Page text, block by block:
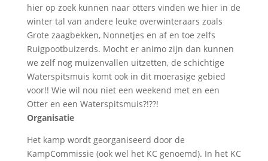
hier op zoek kunnen naar otters vinden we hier in de
winter tal van andere leuke overwinteraars zoals
Grote zaagbekken, Nonnetjes en af en toe zelfs
Ruigpootbuizerds. Mocht er animo zijn dan kunnen
we zelf nog muizenvallen uitzetten, de schichtige
Waterspitsmuis komt ook in dit moerasige gebied
voor!! Wie wil nou niet een weekend met en een
Otter en een Waterspitsmuis?!??!
Organisatie
Het kamp wordt georganiseerd door de
KampCommissie (ook wel het KC genoemd). In het KC